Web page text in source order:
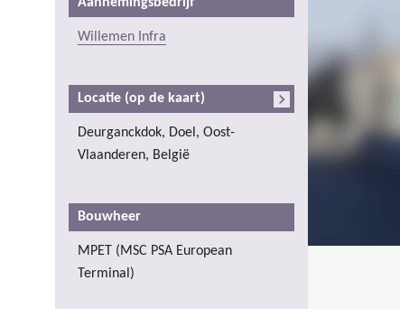
Willemen Infra
Locatie (op de kaart)
Deurganckdok, Doel, Oost-
Vlaanderen, België
Bouwheer
MPET (MSC PSA European
Terminal)